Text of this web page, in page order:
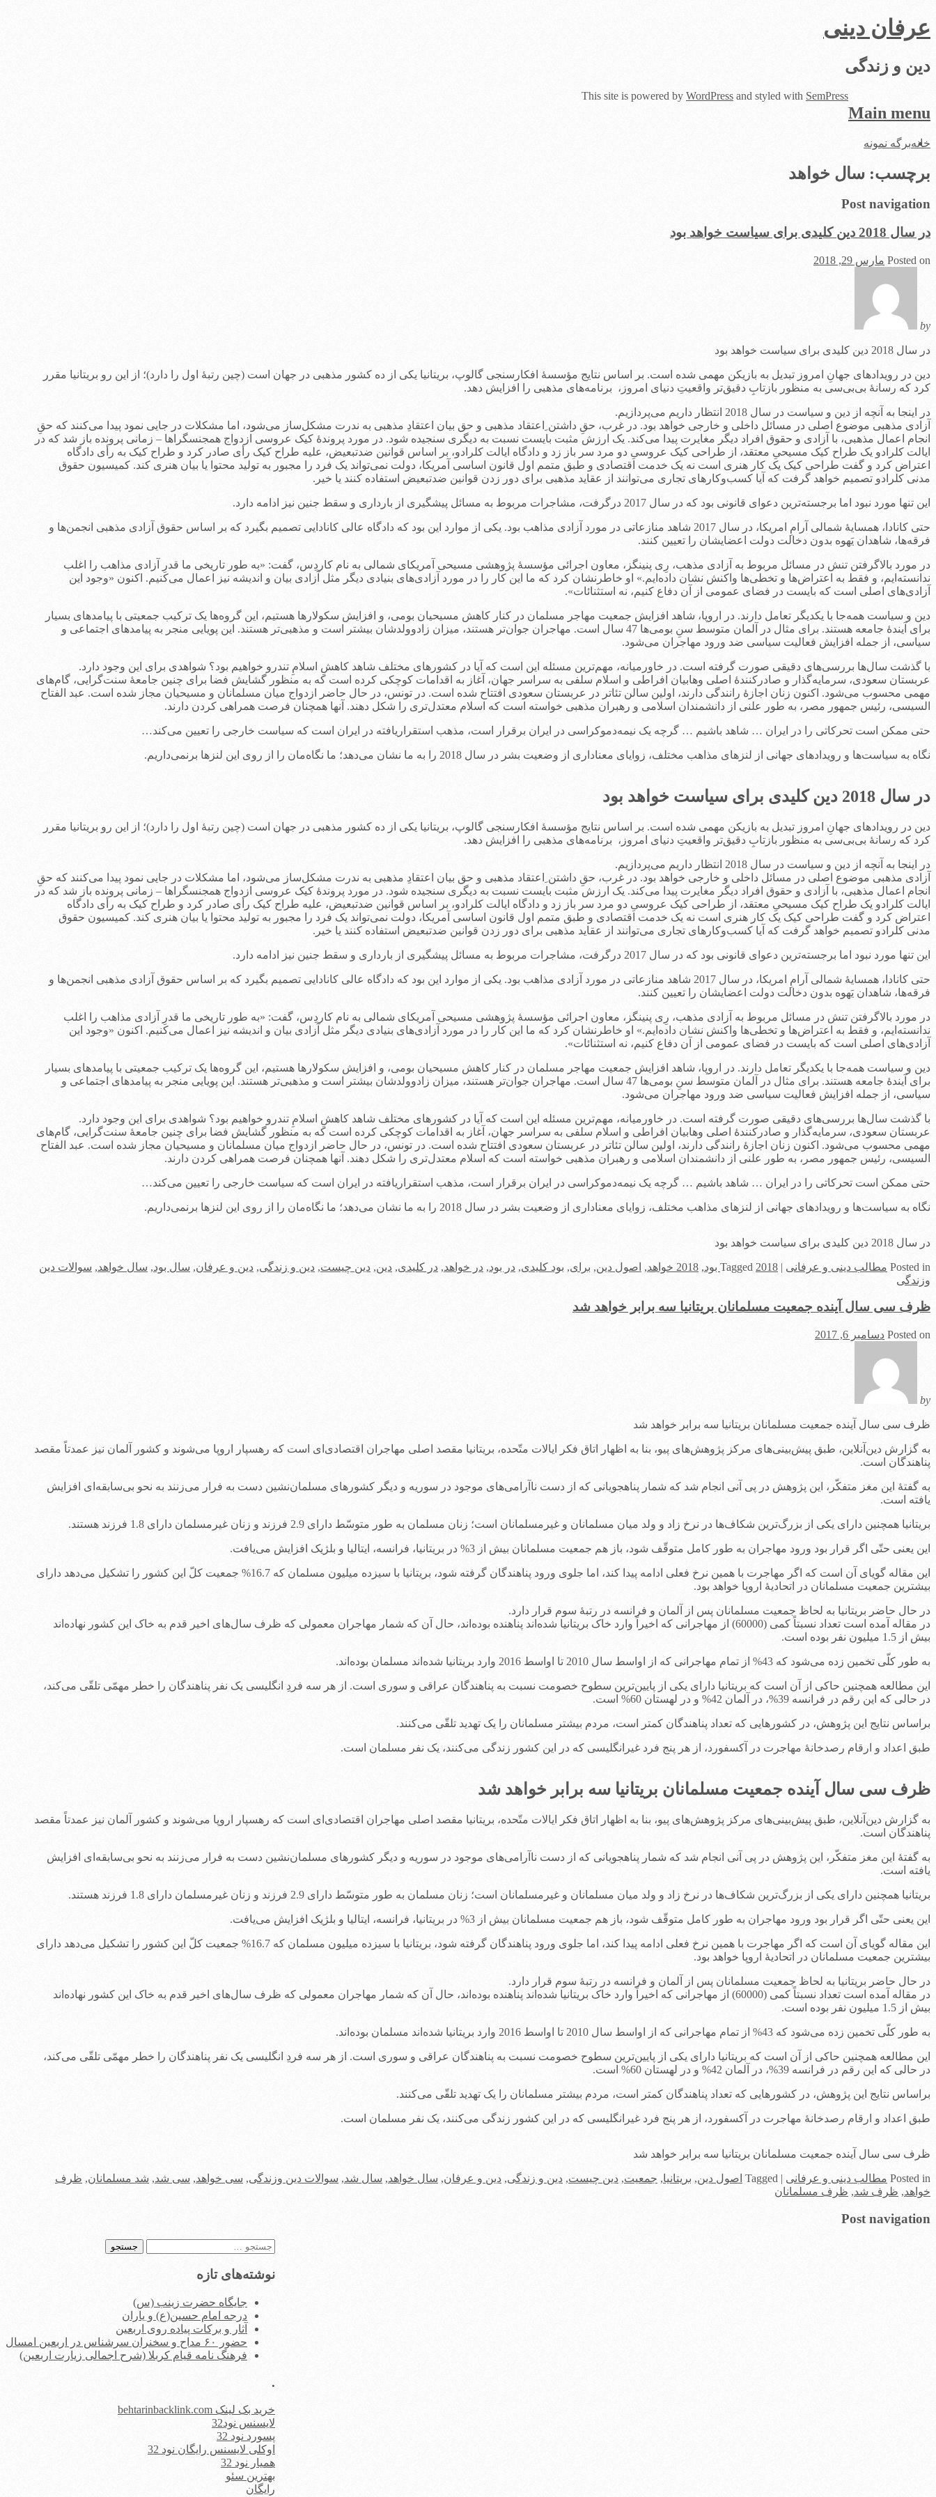
عرفان دینی
دین و زندگی
Main menu
Skip
خانهبرگه نمونه
برچسب: سال خواهد
Post navigation
در سال 2018 دین کلیدی برای سیاست‌ خواهد بود
Posted on مارس 29, 2018
by
در سال 2018 دین کلیدی برای سیاست‌ خواهد بود
دین در رویدادهای جهانِ امروز تبدیل به بازیکن مهمی شده است. بر اساس نتایج مؤسسۀ افکارسنجی گالوپ، بریتانیا یکی از ده کشور مذهبی‌ در جهان است (چین رتبۀ اول را دارد)؛ از این رو بریتانیا مقرر
کرد که رسانۀ بی‌بی‌سی به منظور بازتابِ دقیق‌تر واقعیتِ دنیای امروز، برنامه‌های مذهبی را افزایش دهد.
در اینجا به آنچه از دین و سیاست در سال 2018 انتظار داریم می‌پردازیم.
آزادی مذهبی موضوع اصلی در مسائل داخلی و خارجی خواهد بود. در غرب، حقِ داشتن ِاعتقاد مذهبی و حق بیان اعتقادِ مذهبی به ندرت مشکل‌ساز می‌شود، اما مشکلات در جایی نمود پیدا می‌کنند که حقِ
انجام اعمال مذهبی، با آزادی و حقوق افراد دیگر مغایرت پیدا می‌کند. یک ارزش مثبت بایست نسبت به دیگری سنجیده شود. در مورد پروندۀ کیک عروسی ازدواج همجنسگراها – زمانی پرونده باز شد که در
ایالت کلرادو یک طراح کیک مسیحیِ معتقد، از طراحی کیک عروسیِ دو مرد سر باز زد و دادگاه ایالت کلرادو، بر اساس قوانین ضدتبعیض، علیه طراح کیک رأی صادر کرد و طراح کیک به رأی دادگاه
اعتراض کرد و گفت طراحی کیک یک کار هنری است نه یک خدمت اقتصادی و طبق متمم اول قانون اساسی آمریکا، دولت نمی‌تواند یک فرد را مجبور به تولید محتوا یا بیان هنری کند. کمیسیون حقوق
مدنی کلرادو تصمیم خواهد گرفت که آیا کسب‌وکارهای تجاری می‌توانند از عقاید مذهبی برای دور زدن قوانین ضدتبعیض استفاده کنند یا خیر.
این تنها مورد نبود اما برجسته‌ترین دعوای قانونی بود که در سال 2017 درگرفت، مشاجرات مربوط به مسائل پیشگیری از بارداری و سقط جنین نیز ادامه دارد.
حتی کانادا، همسایۀ شمالی آرامِ امریکا، در سال 2017 شاهد منازعاتی در مورد آزادی مذاهب بود. یکی از موارد این بود که دادگاه عالی کانادایی تصمیم بگیرد که بر اساس حقوق آزادی مذهبی انجمن‌ها و
فرقه‌ها، شاهدان یَهوه بدون دخالت دولت اعضایشان را تعیین کنند.
در مورد بالاگرفتن تنش در مسائل مربوط به آزادی مذهب، رِی پنینگز، معاون اجرائی مؤسسۀ پژوهشی مسیحی آمریکای شمالی به نام کاردِس، گفت: «به طور تاریخی ما قدرِ آزادی مذاهب را اغلب
ندانسته‌ایم، و فقط به اعتراض‌ها و تخطی‌ها واکنش نشان داده‌ایم.» او خاطرنشان کرد که ما این کار را در مورد آزادی‌های بنیادی دیگر مثل آزادی بیان و اندیشه نیز اعمال می‌کنیم. اکنون «وجود این
آزادی‌های اصلی است که بایست در فضای عمومی از آن دفاع کنیم، نه استثنائات».
دین و سیاست همه‌جا با یکدیگر تعامل دارند. در اروپا، شاهد افزایش جمعیت مهاجر مسلمان در کنار کاهش مسیحیان بومی، و افزایش سکولارها هستیم، این گروه‌ها یک ترکیب جمعیتی با پیامدهای بسیار
برای آیندۀ جامعه هستند. برای مثال در آلمان متوسط سنِ بومی‌ها 47 سال است. مهاجران جوان‌تر هستند، میزان زادوولدشان بیشتر است و مذهبی‌تر هستند. این پویایی منجر به پیامدهای اجتماعی و
سیاسی، از جمله افزایش فعالیت سیاسی ضد ورود مهاجران می‌شود.
با گذشت سال‌ها بررسی‌های دقیقی صورت گرفته است. در خاورمیانه، مهم‌ترین مسئله این است که آیا در کشورهای مختلف شاهد کاهشِ اسلامِ تندرو خواهیم بود؟ شواهدی برای این وجود دارد.
عربستان سعودی، سرمایه‌گذار و صادرکنندۀ اصلی وهابیان افراطی و اسلام سلفی به سراسر جهان، آغاز به اقدامات کوچکی کرده است که به منظور گشایش فضا برای چنین جامعۀ سنت‌گرایی، گام‌های
مهمی محسوب می‌شود. اکنون زنان اجازۀ رانندگی دارند، اولین سالن تئاتر در عربستان سعودی افتتاح شده است. در تونس، در حال حاضر ازدواج‌ میان مسلمانان و مسیحیان مجاز شده است. عبد الفتاح
السیسی، رئیس جمهور مصر، به طور علنی از دانشمندان اسلامی و رهبران مذهبی خواسته است که اسلام معتدل‌تری را شکل دهند. آنها همچنان فرصت همراهی کردن دارند.
حتی ممکن است تحرکاتی را در ایران … شاهد باشیم … گرچه یک نیمه‌دموکراسی در ایران برقرار است، مذهب استقراریافته در ایران است که سیاست خارجی را تعیین می‌کند…
نگاه به سیاست‌ها و رویدادهای جهانی از لنزهای مذاهب مختلف، زوایای معناداری از وضعیت بشر در سال 2018 را به ما نشان می‌دهد؛ ما نگاه‌مان را از روی این لنزها برنمی‌داریم.
در سال 2018 دین کلیدی برای سیاست‌ خواهد بود
دین در رویدادهای جهانِ امروز تبدیل به بازیکن مهمی شده است. بر اساس نتایج مؤسسۀ افکارسنجی گالوپ، بریتانیا یکی از ده کشور مذهبی‌ در جهان است (چین رتبۀ اول را دارد)؛ از این رو بریتانیا مقرر
کرد که رسانۀ بی‌بی‌سی به منظور بازتابِ دقیق‌تر واقعیتِ دنیای امروز، برنامه‌های مذهبی را افزایش دهد.
در اینجا به آنچه از دین و سیاست در سال 2018 انتظار داریم می‌پردازیم.
آزادی مذهبی موضوع اصلی در مسائل داخلی و خارجی خواهد بود. در غرب، حقِ داشتن ِاعتقاد مذهبی و حق بیان اعتقادِ مذهبی به ندرت مشکل‌ساز می‌شود، اما مشکلات در جایی نمود پیدا می‌کنند که حقِ
انجام اعمال مذهبی، با آزادی و حقوق افراد دیگر مغایرت پیدا می‌کند. یک ارزش مثبت بایست نسبت به دیگری سنجیده شود. در مورد پروندۀ کیک عروسی ازدواج همجنسگراها – زمانی پرونده باز شد که در
ایالت کلرادو یک طراح کیک مسیحیِ معتقد، از طراحی کیک عروسیِ دو مرد سر باز زد و دادگاه ایالت کلرادو، بر اساس قوانین ضدتبعیض، علیه طراح کیک رأی صادر کرد و طراح کیک به رأی دادگاه
اعتراض کرد و گفت طراحی کیک یک کار هنری است نه یک خدمت اقتصادی و طبق متمم اول قانون اساسی آمریکا، دولت نمی‌تواند یک فرد را مجبور به تولید محتوا یا بیان هنری کند. کمیسیون حقوق
مدنی کلرادو تصمیم خواهد گرفت که آیا کسب‌وکارهای تجاری می‌توانند از عقاید مذهبی برای دور زدن قوانین ضدتبعیض استفاده کنند یا خیر.
این تنها مورد نبود اما برجسته‌ترین دعوای قانونی بود که در سال 2017 درگرفت، مشاجرات مربوط به مسائل پیشگیری از بارداری و سقط جنین نیز ادامه دارد.
حتی کانادا، همسایۀ شمالی آرامِ امریکا، در سال 2017 شاهد منازعاتی در مورد آزادی مذاهب بود. یکی از موارد این بود که دادگاه عالی کانادایی تصمیم بگیرد که بر اساس حقوق آزادی مذهبی انجمن‌ها و
فرقه‌ها، شاهدان یَهوه بدون دخالت دولت اعضایشان را تعیین کنند.
در مورد بالاگرفتن تنش در مسائل مربوط به آزادی مذهب، رِی پنینگز، معاون اجرائی مؤسسۀ پژوهشی مسیحی آمریکای شمالی به نام کاردِس، گفت: «به طور تاریخی ما قدرِ آزادی مذاهب را اغلب
ندانسته‌ایم، و فقط به اعتراض‌ها و تخطی‌ها واکنش نشان داده‌ایم.» او خاطرنشان کرد که ما این کار را در مورد آزادی‌های بنیادی دیگر مثل آزادی بیان و اندیشه نیز اعمال می‌کنیم. اکنون «وجود این
آزادی‌های اصلی است که بایست در فضای عمومی از آن دفاع کنیم، نه استثنائات».
دین و سیاست همه‌جا با یکدیگر تعامل دارند. در اروپا، شاهد افزایش جمعیت مهاجر مسلمان در کنار کاهش مسیحیان بومی، و افزایش سکولارها هستیم، این گروه‌ها یک ترکیب جمعیتی با پیامدهای بسیار
برای آیندۀ جامعه هستند. برای مثال در آلمان متوسط سنِ بومی‌ها 47 سال است. مهاجران جوان‌تر هستند، میزان زادوولدشان بیشتر است و مذهبی‌تر هستند. این پویایی منجر به پیامدهای اجتماعی و
سیاسی، از جمله افزایش فعالیت سیاسی ضد ورود مهاجران می‌شود.
با گذشت سال‌ها بررسی‌های دقیقی صورت گرفته است. در خاورمیانه، مهم‌ترین مسئله این است که آیا در کشورهای مختلف شاهد کاهشِ اسلامِ تندرو خواهیم بود؟ شواهدی برای این وجود دارد.
عربستان سعودی، سرمایه‌گذار و صادرکنندۀ اصلی وهابیان افراطی و اسلام سلفی به سراسر جهان، آغاز به اقدامات کوچکی کرده است که به منظور گشایش فضا برای چنین جامعۀ سنت‌گرایی، گام‌های
مهمی محسوب می‌شود. اکنون زنان اجازۀ رانندگی دارند، اولین سالن تئاتر در عربستان سعودی افتتاح شده است. در تونس، در حال حاضر ازدواج‌ میان مسلمانان و مسیحیان مجاز شده است. عبد الفتاح
السیسی، رئیس جمهور مصر، به طور علنی از دانشمندان اسلامی و رهبران مذهبی خواسته است که اسلام معتدل‌تری را شکل دهند. آنها همچنان فرصت همراهی کردن دارند.
حتی ممکن است تحرکاتی را در ایران … شاهد باشیم … گرچه یک نیمه‌دموکراسی در ایران برقرار است، مذهب استقراریافته در ایران است که سیاست خارجی را تعیین می‌کند…
نگاه به سیاست‌ها و رویدادهای جهانی از لنزهای مذاهب مختلف، زوایای معناداری از وضعیت بشر در سال 2018 را به ما نشان می‌دهد؛ ما نگاه‌مان را از روی این لنزها برنمی‌داریم.
در سال 2018 دین کلیدی برای سیاست‌ خواهد بود
Posted in مطالب دینی و عرفانی |
Tagged 2018 بود , 2018 خواهد , اصول دین, برای, بود کلیدی, در بود, در خواهد, در کلیدی, دین, دین چیست, دین و زندگی, دین و عرفان, سال بود, سال خواهد, سوالات دین
وزندگی
ظرف سی سال آینده جمعیت مسلمانان بریتانیا سه برابر خواهد شد
Posted on دسامبر 6, 2017
by
ظرف سی سال آینده جمعیت مسلمانان بریتانیا سه برابر خواهد شد
به گزارش دین‌آنلاین، طبق پیش‌بینی‌های مرکز پژوهش‌های پیو، بنا به اظهار اتاق فکر ایالات متّحده، بریتانیا مقصد اصلی مهاجران اقتصادی‌ای است که رهسپار اروپا می‌شوند و کشور آلمان نیز عمدتاً مقصد
پناهندگان است.
به گفتۀ این مغز متفکّر، این پژوهش در پی آنی انجام شد که شمار پناهجویانی که از دست ناآرامی‌های موجود در سوریه و دیگر کشورهای مسلمان‌نشین دست به فرار می‌زنند به نحو بی‌سابقه‌ای افزایش
یافته است.
بریتانیا همچنین دارای یکی از بزرگ‌ترین شکاف‌ها در نرخ زاد و ولد میان مسلمانان و غیرمسلمانان است؛ زنان مسلمان به طور متوسّط دارای 2.9 فرزند و زنان غیرمسلمان دارای 1.8 فرزند هستند.
این یعنی حتّی اگر قرار بود ورود مهاجران به طور کامل متوقّف شود، باز هم جمعیت مسلمانان بیش از 3% در بریتانیا، فرانسه، ایتالیا و بلژیک افزایش می‌یافت.
این مقاله گویای آن است که اگر مهاجرت با همین نرخ فعلی ادامه پیدا کند، اما جلوی ورود پناهندگان گرفته شود، بریتانیا با سیزده میلیون مسلمان که 16.7% جمعیت کلّ این کشور را تشکیل می‌دهد دارای
بیشترین جمعیت مسلمانان در اتحادیۀ اروپا خواهد بود.
در حال حاضر بریتانیا به لحاظ جمعیت مسلمانان پس از آلمان و فرانسه در رتبۀ سوم قرار دارد.
در مقاله آمده است تعداد نسبتاً کمی (60000) از مهاجرانی که اخیراً وارد خاک بریتانیا شده‌اند پناهنده بوده‌اند، حال آن که شمار مهاجران معمولی که ظرف سال‌های اخیر قدم به خاک این کشور نهاده‌اند
بیش از 1.5 میلیون نفر بوده است.
به طور کلّی تخمین زده می‌شود که 43% از تمام مهاجرانی که از اواسط سال 2010 تا اواسط 2016 وارد بریتانیا شده‌اند مسلمان بوده‌اند.
این مطالعه همچنین حاکی از آن است که بریتانیا دارای یکی از پایین‌ترین سطوح خصومت نسبت به پناهندگان عراقی و سوری است. از هر سه فردِ انگلیسی یک نفر پناهندگان را خطر مهمّی تلقّی می‌کند،
در حالی که این رقم در فرانسه 39%، در آلمان 42% و در لهستان 60% است.
براساس نتایج این پژوهش، در کشورهایی که تعداد پناهندگان کمتر است، مردم بیشتر مسلمانان را یک تهدید تلقّی می‌کنند.
طبق اعداد و ارقام رصدخانۀ مهاجرت در آکسفورد، از هر پنج فرد غیرانگلیسی که در این کشور زندگی می‌کنند، یک نفر مسلمان است.
ظرف سی سال آینده جمعیت مسلمانان بریتانیا سه برابر خواهد شد
به گزارش دین‌آنلاین، طبق پیش‌بینی‌های مرکز پژوهش‌های پیو، بنا به اظهار اتاق فکر ایالات متّحده، بریتانیا مقصد اصلی مهاجران اقتصادی‌ای است که رهسپار اروپا می‌شوند و کشور آلمان نیز عمدتاً مقصد
پناهندگان است.
به گفتۀ این مغز متفکّر، این پژوهش در پی آنی انجام شد که شمار پناهجویانی که از دست ناآرامی‌های موجود در سوریه و دیگر کشورهای مسلمان‌نشین دست به فرار می‌زنند به نحو بی‌سابقه‌ای افزایش
یافته است.
بریتانیا همچنین دارای یکی از بزرگ‌ترین شکاف‌ها در نرخ زاد و ولد میان مسلمانان و غیرمسلمانان است؛ زنان مسلمان به طور متوسّط دارای 2.9 فرزند و زنان غیرمسلمان دارای 1.8 فرزند هستند.
این یعنی حتّی اگر قرار بود ورود مهاجران به طور کامل متوقّف شود، باز هم جمعیت مسلمانان بیش از 3% در بریتانیا، فرانسه، ایتالیا و بلژیک افزایش می‌یافت.
این مقاله گویای آن است که اگر مهاجرت با همین نرخ فعلی ادامه پیدا کند، اما جلوی ورود پناهندگان گرفته شود، بریتانیا با سیزده میلیون مسلمان که 16.7% جمعیت کلّ این کشور را تشکیل می‌دهد دارای
بیشترین جمعیت مسلمانان در اتحادیۀ اروپا خواهد بود.
در حال حاضر بریتانیا به لحاظ جمعیت مسلمانان پس از آلمان و فرانسه در رتبۀ سوم قرار دارد.
در مقاله آمده است تعداد نسبتاً کمی (60000) از مهاجرانی که اخیراً وارد خاک بریتانیا شده‌اند پناهنده بوده‌اند، حال آن که شمار مهاجران معمولی که ظرف سال‌های اخیر قدم به خاک این کشور نهاده‌اند
بیش از 1.5 میلیون نفر بوده است.
به طور کلّی تخمین زده می‌شود که 43% از تمام مهاجرانی که از اواسط سال 2010 تا اواسط 2016 وارد بریتانیا شده‌اند مسلمان بوده‌اند.
این مطالعه همچنین حاکی از آن است که بریتانیا دارای یکی از پایین‌ترین سطوح خصومت نسبت به پناهندگان عراقی و سوری است. از هر سه فردِ انگلیسی یک نفر پناهندگان را خطر مهمّی تلقّی می‌کند،
در حالی که این رقم در فرانسه 39%، در آلمان 42% و در لهستان 60% است.
براساس نتایج این پژوهش، در کشورهایی که تعداد پناهندگان کمتر است، مردم بیشتر مسلمانان را یک تهدید تلقّی می‌کنند.
طبق اعداد و ارقام رصدخانۀ مهاجرت در آکسفورد، از هر پنج فرد غیرانگلیسی که در این کشور زندگی می‌کنند، یک نفر مسلمان است.
ظرف سی سال آینده جمعیت مسلمانان بریتانیا سه برابر خواهد شد
Posted in مطالب دینی و عرفانی |
Tagged اصول دین, بریتانیا, جمعیت, دین چیست, دین و زندگی, دین و عرفان, سال خواهد, سال شد, سوالات دین وزندگی, سی خواهد, سی شد, شد مسلمانان, ظرف
خواهد, ظرف شد, ظرف مسلمانان
Post navigation
جستجو
نوشته‌های تازه
جایگاه حضرت زینب (س)
درجه امام حسین(ع) و یاران
آثار و برکات پیاده روی اربعین
حضور ۶۰ مداح و سخنران سرشناس در اربعین امسال
فرهنگ نامه قیام کربلا (شرح اجمالی زیارت اربعین)
.
خرید بک لینک behtarinbacklink.com
لایسنس نود32
پسورد نود 32
اوکلی لایسنس رایگان نود 32
همیار نود 32
بهترین سئو
رایگان
This site is powered by WordPress and styled with SemPress